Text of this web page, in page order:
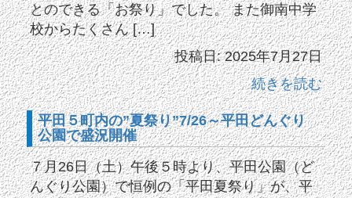
とのできる「お祭り」でした。 また御南中学
校からたくさん […]
投稿日: 2025年7月27日
続きを読む
平田５町内の”夏祭り”7/26～平田どんぐり
公園で盛況開催
７月26日（土）午後５時より、平田公園（ど
んぐり公園）で恒例の「平田夏祭り」が、平